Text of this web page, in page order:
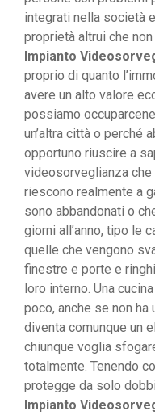
integrati nella società
proprietà altrui che
Impianto
proprio di quanto
avere un alto valore
possiamo
un’altra città o perché
opportuno riuscire a
videosorveglianza
riescono realmente a
sono abbandonati o
giorni all’anno, tipo le
quelle che vengono
finestre e porte e
loro interno. Una
poco, anche se non ha
diventa comunque un
chiunque voglia
totalmente. Tenendo
protegge da solo
Impianto